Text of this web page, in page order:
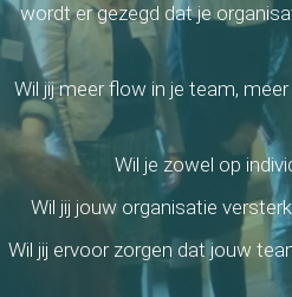
wordt er gezegd dat je
Wil jij meer flow in je team,
Wil je zowel op
Wil jij jouw organisatie
Wil jij ervoor zorgen dat jouw